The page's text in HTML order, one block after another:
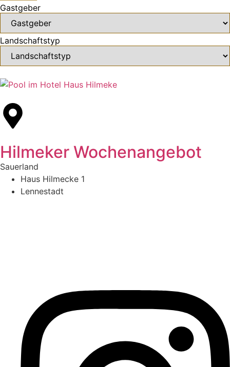
Gastgeber
Landschaftstyp
Hilmeker Wochenangebot
Sauerland
Haus Hilmecke 1
Lennestadt